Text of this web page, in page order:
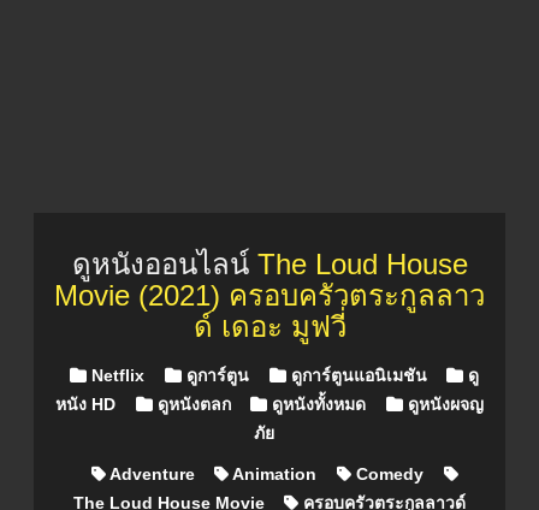
ดูหนังออนไลน์ The Loud House
Movie (2021) ครอบครัวตระกูลลาว
ด์ เดอะ มูฟวี่
Posted in
Netflix ดูการ์ตูน ดูการ์ตูนแอนิเมชัน
ดู
หนัง HD
ดูหนังตลก ดูหนังทั้งหมด
ดูหนังผจญ
ภัย
Adventure Animation
Comedy
The Loud House Movie
ครอบครัวตระกูลลาวด์